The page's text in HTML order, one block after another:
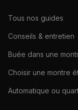
Tous nos guides
Conseils & entretien
Buée dans une
Choisir une montre
Automatique ou